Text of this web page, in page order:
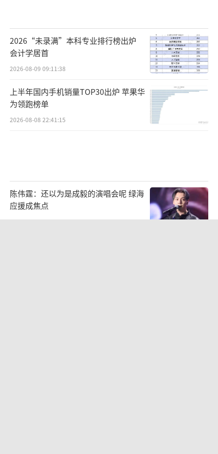
2026“未录满”本科专业排行榜出炉
会计学居首
2026-08-09 09:11:38
上半年国内手机销量TOP30出炉 苹果华
为领跑榜单
2026-08-08 22:41:15
陈伟霆：还以为是成毅的演唱会呢 绿海
应援成焦点
2026-08-09 12:08:14